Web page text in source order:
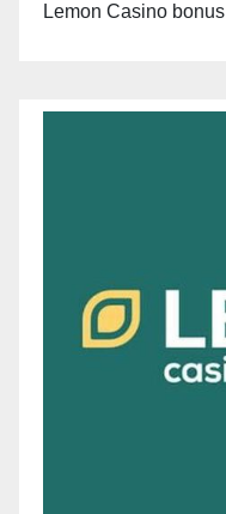
Lemon Casino bonus